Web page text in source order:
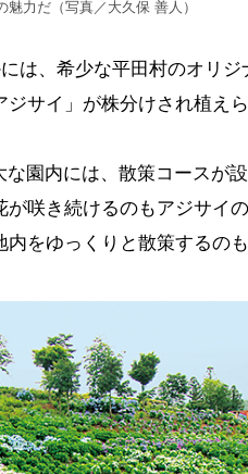
力だ（写真／大久保 善人）
は、希少な平田村のオリ
サイ」が株分けされ植えら
な園内には、散策コースが
咲き続けるのもアジサイ
をゆっくりと散策するのも